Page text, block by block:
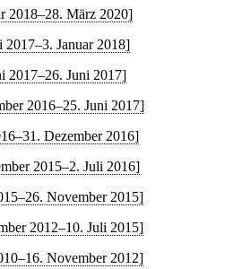
2018–28. März 2020]
2017–3. Januar 2018]
2017–26. Juni 2017]
2016–25. Juni 2017]
Dezember 2016]
2015–2. Juli 2016]
November 2015]
2012–10. Juli 2015]
November 2012]